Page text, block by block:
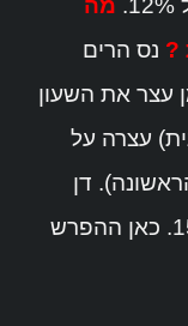
מה
? נס הרים
עצר את השעון
עצרה על
הראשונה). דן
טורק (סטרבה) ברכיבת אימון 15:49. כאן ההפרש